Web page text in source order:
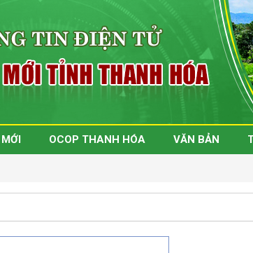
OCOP THANH HÓA VĂN BẢN